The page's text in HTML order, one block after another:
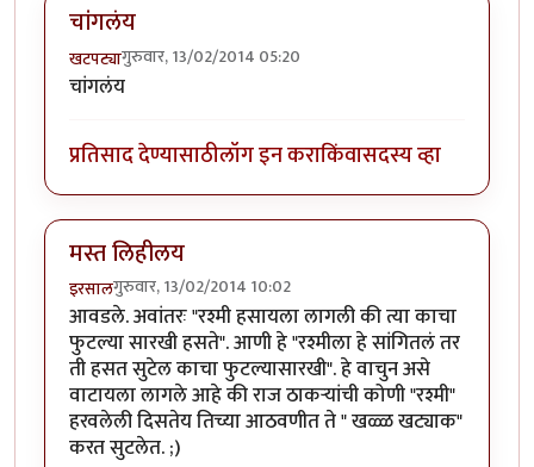
चांगलंय
खटपट्यागुरुवार, 13/02/2014 05:20
चांगलंय
प्रतिसाद देण्यासाठीलॉग इन कराकिंवासदस्य व्हा
मस्त लिहीलय
इरसालगुरुवार, 13/02/2014 10:02
आवडले. अवांतरः "रश्मी हसायला लागली की त्या काचा
फुटल्या सारखी हसते". आणी हे "रश्मीला हे सांगितलं तर
ती हसत सुटेल काचा फुटल्यासारखी". हे वाचुन असे
वाटायला लागले आहे की राज ठाकर्‍यांची कोणी "रश्मी"
हरवलेली दिसतेय तिच्या आठवणीत ते " खळ्ळ खट्याक"
करत सुटलेत. ;)